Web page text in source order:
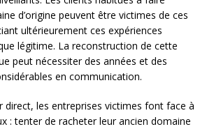
d’origine peuvent être victimes de ces
ultérieurement ces expériences
légitime. La reconstruction de cette
peut nécessiter des années et des
en communication.
direct, les entreprises victimes font face à
: tenter de racheter leur ancien domaine